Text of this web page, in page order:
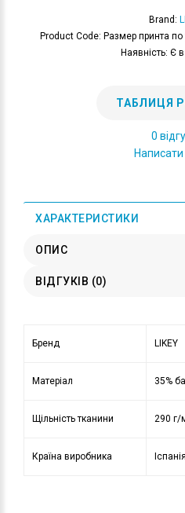
Brand:
Product Code: Размер принта
Наявність: Є
ТАБЛИЦЯ
0
Написати
ХАРАКТЕРИСТИКИ
ОПИС
ВІДГУКІВ (0)
Бренд LIKEY
Матеріал 35%
Щільність тканини 290 г/
Країна виробника Іспанія